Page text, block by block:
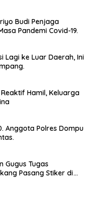
Budi Penjaga
Pandemi Covid-19.
Lagi ke Luar Daerah, Ini
Hamil, Keluarga
Anggota Polres Dompu
Gugus Tugas
Pasang Stiker di